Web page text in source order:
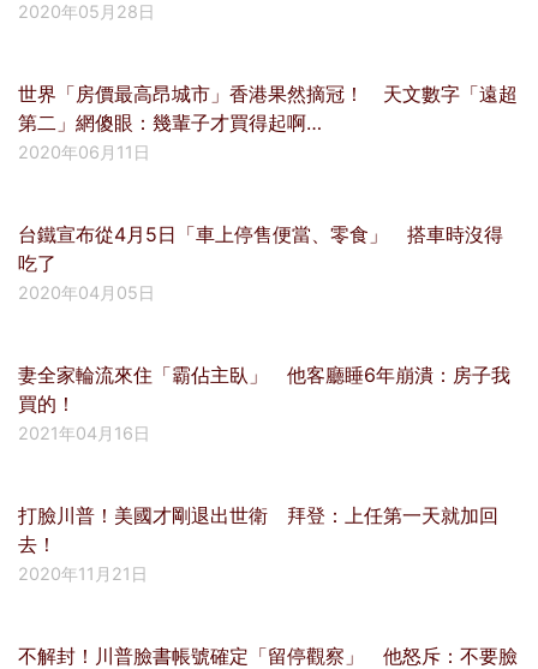
2020年05月28日
世界「房價最高昂城市」香港果然摘冠！ 天文數字「遠超
第二」網傻眼：幾輩子才買得起啊…
2020年06月11日
台鐵宣布從4月5日「車上停售便當、零食」 搭車時沒得
吃了
2020年04月05日
妻全家輪流來住「霸佔主臥」 他客廳睡6年崩潰：房子我
買的！
2021年04月16日
打臉川普！美國才剛退出世衛 拜登：上任第一天就加回
去！
2020年11月21日
不解封！川普臉書帳號確定「留停觀察」 他怒斥：不要臉